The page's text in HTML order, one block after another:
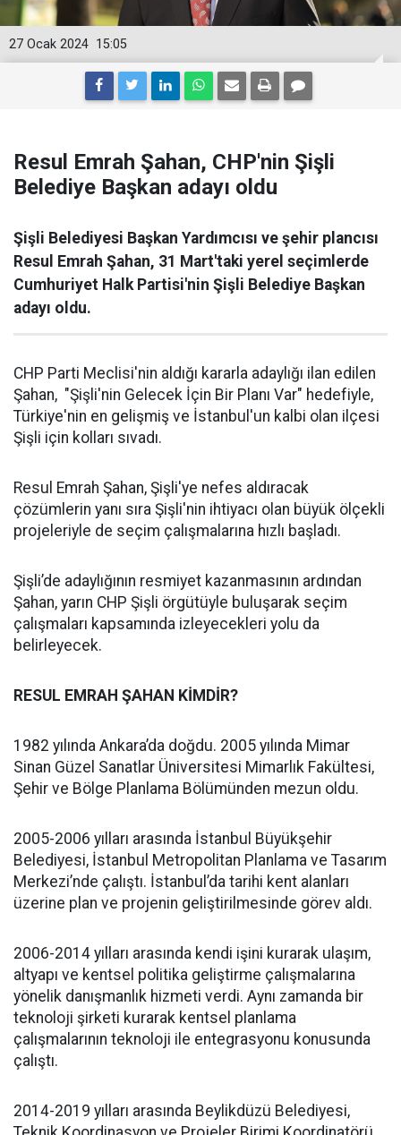
15:05
27 Ocak 2024
Resul Emrah Şahan, CHP'nin Şişli
Belediye Başkan adayı oldu
Şişli Belediyesi Başkan Yardımcısı ve şehir plancısı
Resul Emrah Şahan, 31 Mart'taki yerel seçimlerde
Cumhuriyet Halk Partisi'nin Şişli Belediye Başkan
adayı oldu.
CHP Parti Meclisi'nin aldığı kararla adaylığı ilan edilen
Şahan, "Şişli'nin Gelecek İçin Bir Planı Var" hedefiyle,
Türkiye'nin en gelişmiş ve İstanbul'un kalbi olan ilçesi
Şişli için kolları sıvadı.
Resul Emrah Şahan, Şişli'ye nefes aldıracak
çözümlerin yanı sıra Şişli'nin ihtiyacı olan büyük ölçekli
projeleriyle de seçim çalışmalarına hızlı başladı.
Şişli’de adaylığının resmiyet kazanmasının ardından
Şahan, yarın CHP Şişli örgütüyle buluşarak seçim
çalışmaları kapsamında izleyecekleri yolu da
belirleyecek.
RESUL EMRAH ŞAHAN KİMDİR?
1982 yılında Ankara’da doğdu. 2005 yılında Mimar
Sinan Güzel Sanatlar Üniversitesi Mimarlık Fakültesi,
Şehir ve Bölge Planlama Bölümünden mezun oldu.
2005-2006 yılları arasında İstanbul Büyükşehir
Belediyesi, İstanbul Metropolitan Planlama ve Tasarım
Merkezi’nde çalıştı. İstanbul’da tarihi kent alanları
üzerine plan ve projenin geliştirilmesinde görev aldı.
2006-2014 yılları arasında kendi işini kurarak ulaşım,
altyapı ve kentsel politika geliştirme çalışmalarına
yönelik danışmanlık hizmeti verdi. Aynı zamanda bir
teknoloji şirketi kurarak kentsel planlama
çalışmalarının teknoloji ile entegrasyonu konusunda
çalıştı.
2014-2019 yılları arasında Beylikdüzü Belediyesi,